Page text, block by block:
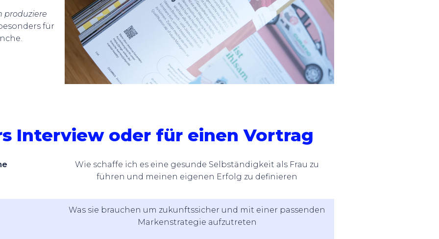
produziere
für
Interview oder für einen Vortrag
Wie schaffe ich es eine gesunde Selbständigkeit als Frau zu
führen und meinen eigenen Erfolg zu definieren
Was sie brauchen um zukunftssicher und mit einer passenden
Markenstrategie aufzutreten